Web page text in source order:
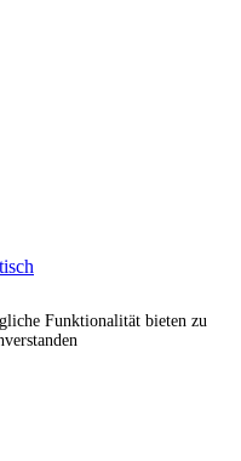
Funktionalität bieten zu